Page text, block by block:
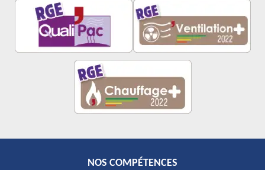
NOS COMPÉTENCES